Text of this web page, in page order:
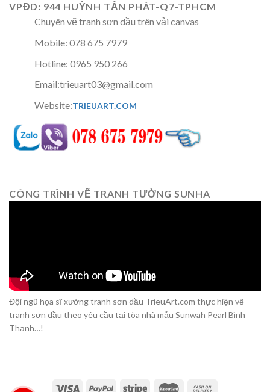
VPĐD: 944 HUỲNH TẤN PHÁT-Q7-TPHCM
Chuyên vẽ tranh sơn dầu trên vải canvas
Mobile: 078 675 7979
Hotline: 0965 950 266
Email:trieuart03@gmail.com
Website:TRIEUART.COM
CÔNG TRÌNH VẼ TRANH TƯỜNG SUNHA
Đội ngũ họa sĩ xưởng tranh sơn dầu TrieuArt.com thực hiện vẽ
tranh sơn dầu theo yêu cầu tại tòa nhà mẫu Sunwah Pearl Bình
Thạnh…!